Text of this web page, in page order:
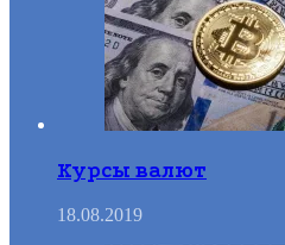
Курсы валют
18.08.2019